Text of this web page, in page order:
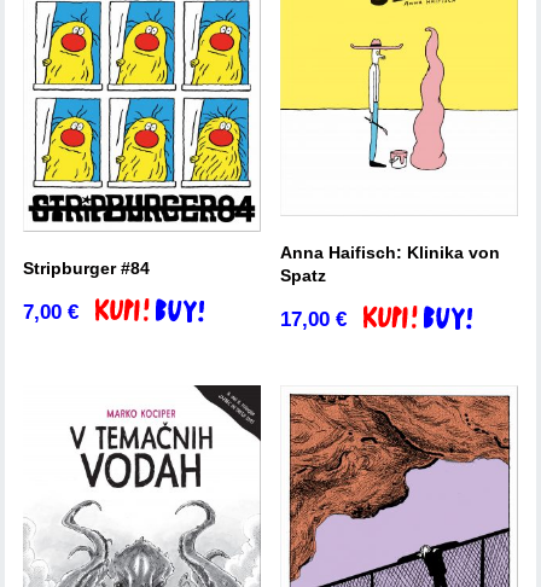
Stripburger #84
7,00€ Dodaj v košarico
Anna Haifisch: Klinika von
Spatz
17,00€ Dodaj v košarico